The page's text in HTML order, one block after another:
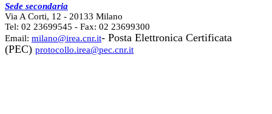
Sede secondaria
Via A Corti, 12 - 20133 Milano
Tel: 02 23699545 - Fax: 02 23699300
Email: milano@irea.cnr.it- Posta Elettronica Certificata
(PEC) protocollo.irea@pec.cnr.it